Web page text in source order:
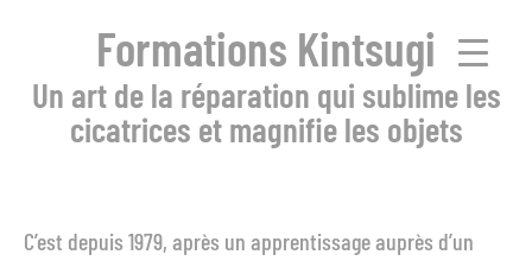
Formations Kintsugi
Un art de la réparation qui sublime les
cicatrices et magnifie les objets
C’est depuis 1979, après un apprentissage auprès d’un